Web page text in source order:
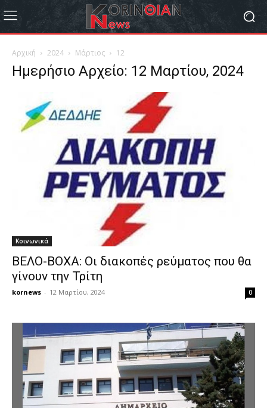
Αρχική 2024 Μάρτιος 12
Ημερήσιο Αρχείο: 12 Μαρτίου, 2024
Κοινωνικά
ΒΕΛΟ-ΒΟΧΑ: Οι διακοπές ρεύματος που θα
γίνουν την Τρίτη
kornews - 12 Μαρτίου, 2024 0